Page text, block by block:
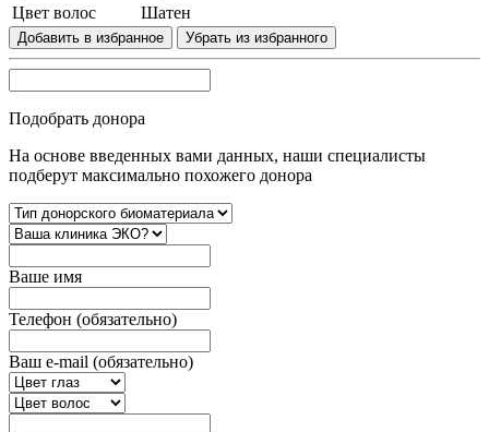
Цвет волос
Шатен
Добавить в избранное Убрать из избранного
Подобрать донора
На основе введенных вами данных, наши специалисты
подберут максимально похожего донора
Вашe имя
Телефон (обязательно)
Ваш e-mail (обязательно)